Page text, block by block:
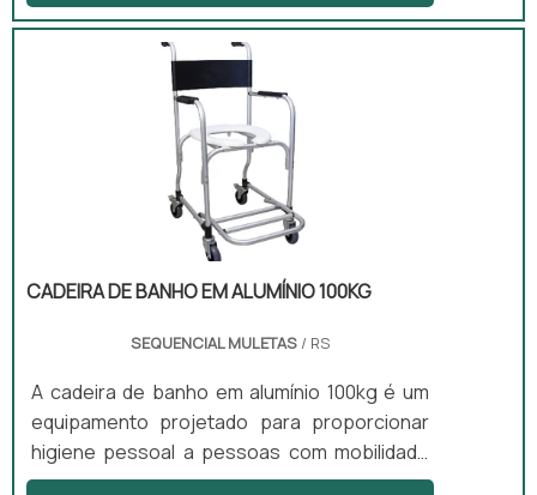
aderência ao solo, evitando escorregões e
quedas, que podem ser perigosos para os
usuários. Além disso, as ponteiras absorvem
impacto e reduzem o desgaste do
equipamento, contribuindo para uma maior
durabilidade e segurança.
CADEIRA DE BANHO EM ALUMÍNIO 100KG
SEQUENCIAL MULETAS/ RS
A cadeira de banho em alumínio 100kg é um
equipamento projetado para proporcionar
higiene pessoal a pessoas com mobilidade
reduzida. Com uma estrutura que inclui rodas